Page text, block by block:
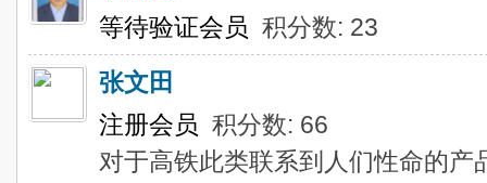
等待验证会员 积分数: 23
张文田
注册会员 积分数: 66
对于高铁此类联系到人们性命的